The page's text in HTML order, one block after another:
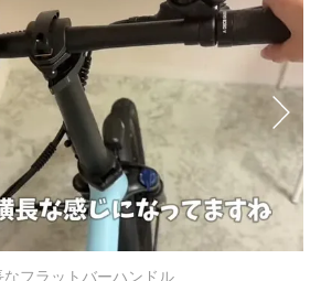
なフラットバーハンドル